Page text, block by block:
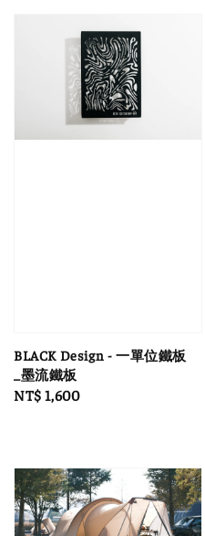
BLACK Design - 一單位鐵板
_墨流鐵板
Regular
NT$ 1,600